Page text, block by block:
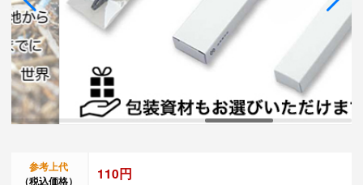
参考上代
（税込価格）
110円